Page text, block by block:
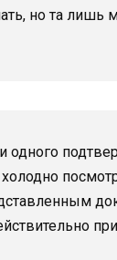
но та лишь
одного